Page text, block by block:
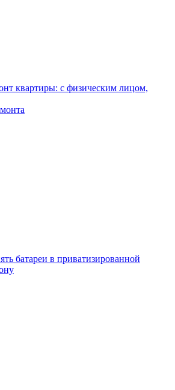
квартиры: с физическим лицом,
батареи в приватизированной